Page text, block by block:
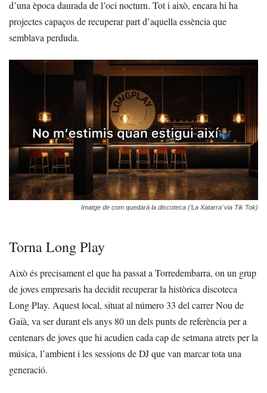
d’una època daurada de l’oci nocturn. Tot i això, encara hi ha
projectes capaços de recuperar part d’aquella essència que
semblava perduda.
Imatge de com quedarà la discoteca (‘La Xatarra’ via Tik Tok)
Torna Long Play
Això és precisament el que ha passat a Torredembarra, on un grup
de joves empresaris ha decidit recuperar la històrica discoteca
Long Play. Aquest local, situat al número 33 del carrer Nou de
Gaià, va ser durant els anys 80 un dels punts de referència per a
centenars de joves que hi acudien cada cap de setmana atrets per la
música, l’ambient i les sessions de DJ que van marcar tota una
generació.